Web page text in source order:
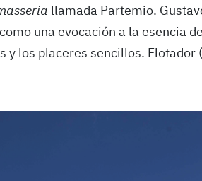
llamada Partemio.
una evocación a la esencia
y los placeres sencillos. Flotador